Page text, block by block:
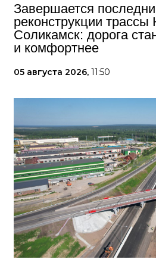
Завершается
реконструкции
Соликамск: дорога
и комфортнее
05 августа 2026, 11:50